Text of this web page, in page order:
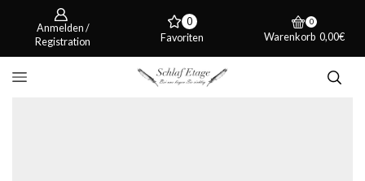
Anmelden /
Registration
0
Favoriten
0
Warenkorb 0,00€